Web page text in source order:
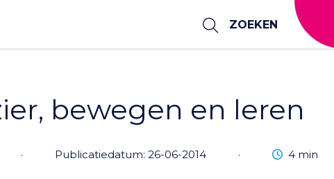
ZOEKEN
bewegen en leren
· Publicatiedatum: 26-06-2014 · Leestijd
4 min